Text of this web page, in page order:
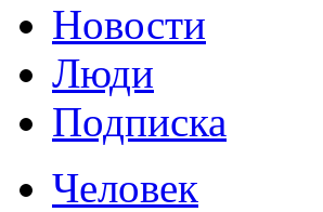
Новости
Люди
Подписка
Человек